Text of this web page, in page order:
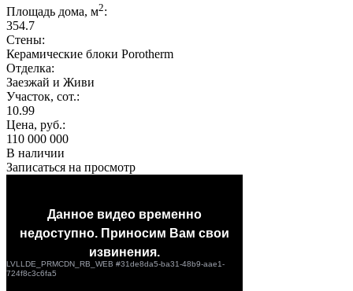
Площадь дома, м2:
354.7
Стены:
Керамические блоки Porotherm
Отделка:
Заезжай и Живи
Участок, сот.:
10.99
Цена, руб.:
110 000 000
В наличии
Записаться на просмотр